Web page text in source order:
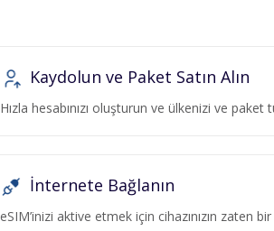
Kaydolun ve Paket Satın Alın
Hızla hesabınızı oluşturun ve ülkenizi ve
İnternete Bağlanın
eSIM’inizi aktive etmek için cihazınızın zaten